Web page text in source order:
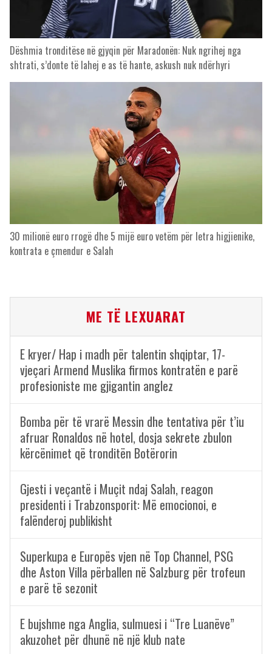
Dëshmia tronditëse në gjyqin për Maradonën: Nuk ngrihej nga
shtrati, s’donte të lahej e as të hante, askush nuk ndërhyri
30 milionë euro rrogë dhe 5 mijë euro vetëm për letra higjienike,
kontrata e çmendur e Salah
ME TË LEXUARAT
E kryer/ Hap i madh për talentin shqiptar, 17-
vjeçari Armend Muslika firmos kontratën e parë
profesioniste me gjigantin anglez
Bomba për të vrarë Messin dhe tentativa për t’iu
afruar Ronaldos në hotel, dosja sekrete zbulon
kërcënimet që tronditën Botërorin
Gjesti i veçantë i Muçit ndaj Salah, reagon
presidenti i Trabzonsporit: Më emocionoi, e
falënderoj publikisht
Superkupa e Europës vjen në Top Channel, PSG
dhe Aston Villa përballen në Salzburg për trofeun
e parë të sezonit
E bujshme nga Anglia, sulmuesi i “Tre Luanëve”
akuzohet për dhunë në një klub nate